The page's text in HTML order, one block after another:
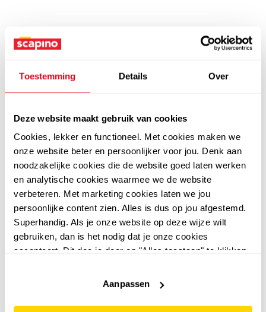
Toestemming Details Over
Deze website maakt gebruik van cookies
Cookies, lekker en functioneel. Met cookies maken we
onze website beter en persoonlijker voor jou. Denk aan
noodzakelijke cookies die de website goed laten werken
en analytische cookies waarmee we de website
verbeteren. Met marketing cookies laten we jou
persoonlijke content zien. Alles is dus op jou afgestemd.
Superhandig. Als je onze website op deze wijze wilt
gebruiken, dan is het nodig dat je onze cookies
accepteert. Dit doe je door op "Alles toestaan" te klikken.
website niet optimaal functioneert.
Aanpassen